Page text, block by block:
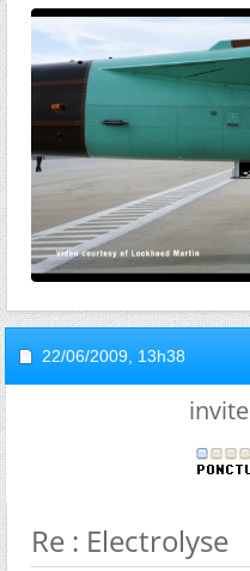
22/06/2009, 13h38
Re : Electrolyse